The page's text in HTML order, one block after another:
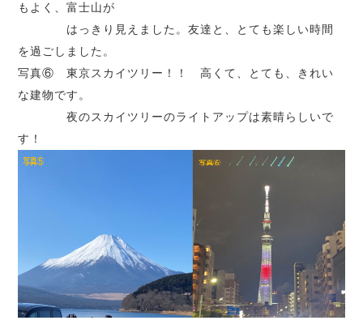
もよく、富士山が
はっきり見えました。友達と、とても楽しい時間
を過ごしました。
写真⑥ 東京スカイツリー！！ 高くて、とても、きれい
な建物です。
夜のスカイツリーのライトアップは素晴らしいで
す！